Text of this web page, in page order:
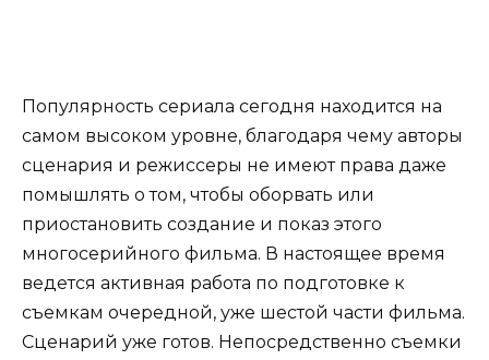
Популярность сериала сегодня находится на
самом высоком уровне, благодаря чему авторы
сценария и режиссеры не имеют права даже
помышлять о том, чтобы оборвать или
приостановить создание и показ этого
многосерийного фильма. В настоящее время
ведется активная работа по подготовке к
съемкам очередной, уже шестой части фильма.
Сценарий уже готов. Непосредственно съемки